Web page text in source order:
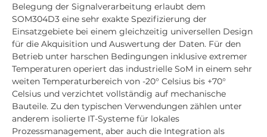
Belegung der Signalverarbeitung erlaubt dem
SOM304D3 eine sehr exakte Spezifizierung der
Einsatzgebiete bei einem gleichzeitig universellen Design
für die Akquisition und Auswertung der Daten. Für den
Betrieb unter harschen Bedingungen inklusive extremer
Temperaturen operiert das industrielle SoM in einem sehr
weiten Temperaturbereich von -20° Celsius bis +70°
Celsius und verzichtet vollständig auf mechanische
Bauteile. Zu den typischen Verwendungen zählen unter
anderem isolierte IT-Systeme für lokales
Prozessmanagement, aber auch die Integration als